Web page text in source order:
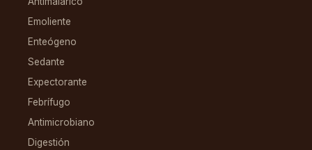
Emoliente
Enteógeno
Sedante
Expectorante
Febrífugo
Antimicrobiano
Digestión